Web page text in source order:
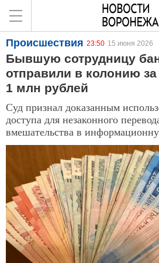
Происшествия 23:50 15 июня 2026
Бывшую сотрудницу
отправили в колонию
1 млн рублей
Суд признал доказанным
доступа для незаконного
вмешательства в